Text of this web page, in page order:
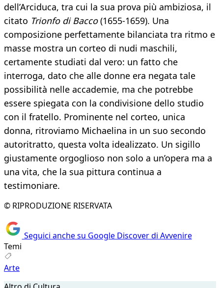
dell’Arciduca, tra cui la sua prova più ambiziosa, il
citato Trionfo di Bacco(1655-1659). Una
composizione perfettamente bilanciata tra ritmo e
masse mostra un corteo di nudi maschili,
certamente studiati dal vero: un fatto che
interroga, dato che alle donne era negata tale
possibilità nelle accademie, ma che potrebbe
essere spiegata con la condivisione dello studio
con il fratello. Prominente nel corteo, unica
donna, ritroviamo Michaelina in un suo secondo
autoritratto, questa volta idealizzato. Un sigillo
giustamente orgoglioso non solo a un’opera ma a
una vita, che la sua pittura continua a
testimoniare.
© RIPRODUZIONE RISERVATA
Seguici anche su Google Discover di Avvenire
Temi
Arte